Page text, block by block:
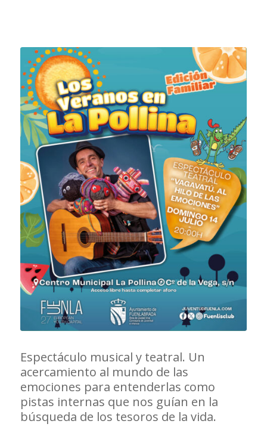
Espectáculo musical y teatral. Un
acercamiento al mundo de las
emociones para entenderlas como
pistas internas que nos guían en la
búsqueda de los tesoros de la vida.